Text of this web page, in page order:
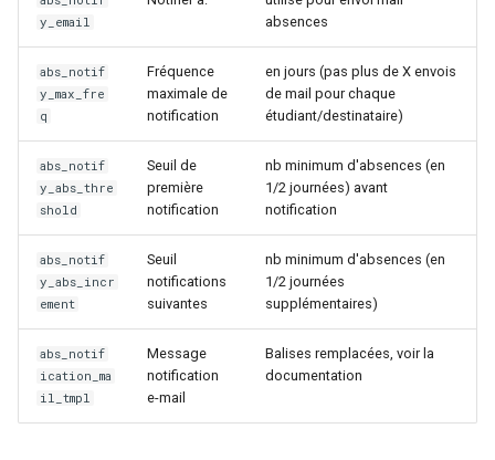
y_email
absences
abs_notif
y_max_fre
q
Fréquence
maximale de
notification
en jours (pas plus de X envois
de mail pour chaque
étudiant/destinataire)
abs_notif
y_abs_thre
shold
Seuil de
première
notification
nb minimum d'absences (en
1/2 journées) avant
notification
abs_notif
y_abs_incr
ement
Seuil
notifications
suivantes
nb minimum d'absences (en
1/2 journées
supplémentaires)
abs_notif
ication_ma
il_tmpl
Message
notification
e-mail
Balises remplacées, voir la
documentation